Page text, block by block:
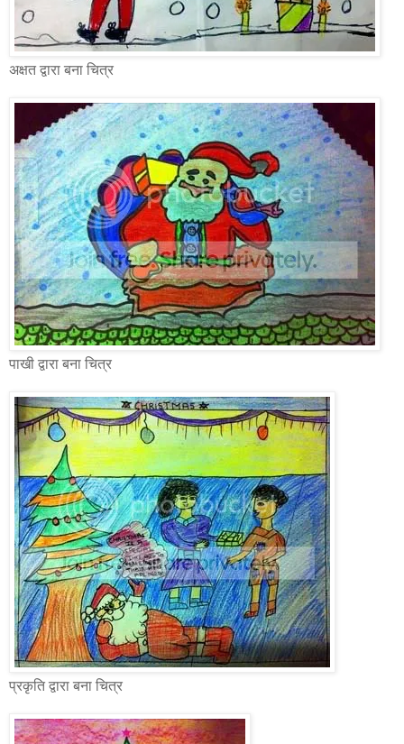
अक्षत द्वारा बना चित्र
पाखी द्वारा बना चित्र
प्रकृति द्वारा बना चित्र